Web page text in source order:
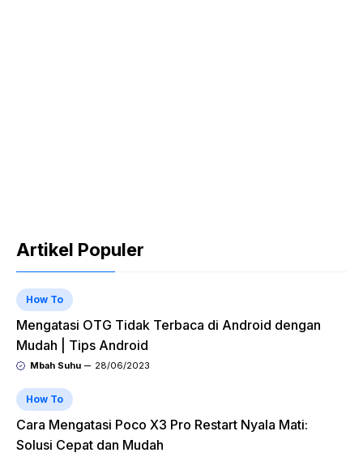
Artikel Populer
How To
Mengatasi OTG Tidak Terbaca di Android dengan
Mudah | Tips Android
Mbah Suhu 28/06/2023
How To
Cara Mengatasi Poco X3 Pro Restart Nyala Mati:
Solusi Cepat dan Mudah